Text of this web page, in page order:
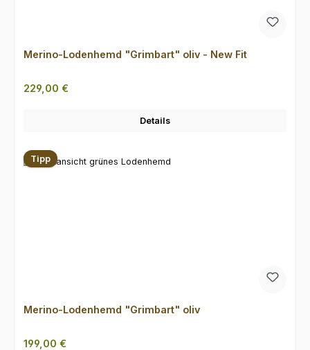
Merino-Lodenhemd "Grimbart" oliv - New Fit
Regulärer Preis:
229,00 €
Details
Tipp
Merino-Lodenhemd "Grimbart" oliv
Regulärer Preis:
199,00 €